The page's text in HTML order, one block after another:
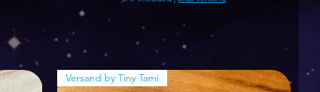
Versand by Tiny Tami